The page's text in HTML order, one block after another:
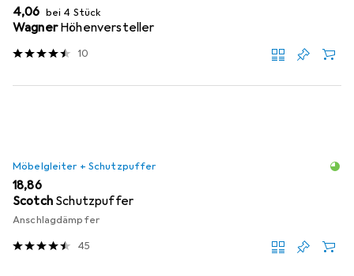
EUR
4,06 bei 4 Stück
Wagner Höhenversteller
10
Möbelgleiter + Schutzpuffer
EUR
18,86
Scotch Schutzpuffer
Anschlagdämpfer
45